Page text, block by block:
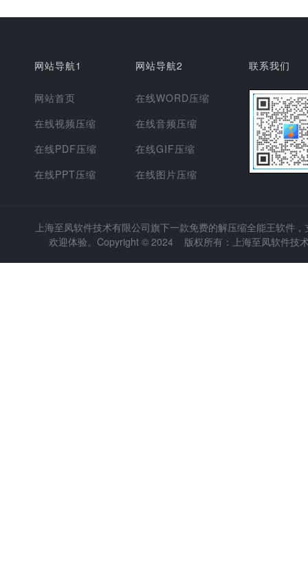
网站导航1
网站首页
在线视频压缩
在线PDF压缩
在线PPT压缩
网站导航2
在线WORD压缩
在线音频压缩
在线GIF压缩
在线图片压缩
联系我们
上海至凤软件技术有限公司旗下一款免费的解压缩全能王软件
欢迎体验。Copyright © 2024 版权所有：上海至凤软件技